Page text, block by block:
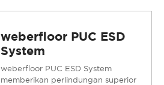
weberfloor PUC ESD
System
weberfloor PUC ESD System
memberikan perlindungan superior